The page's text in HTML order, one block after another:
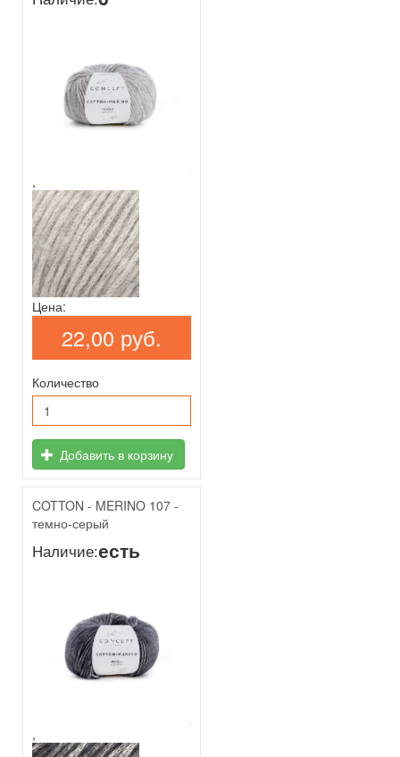
,
Цена:
22,00 руб.
Количество
Добавить в корзину
COTTON - MERINO 107 -
темно-серый
Наличие:есть
,